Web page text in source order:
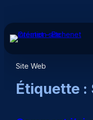
contenu
Site Web
Étiquette :